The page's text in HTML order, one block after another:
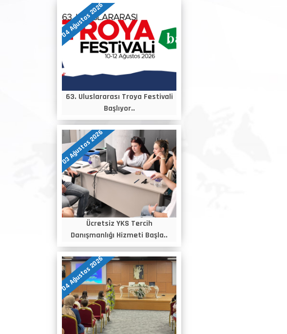
04 Ağustos 2026
63. Uluslararası Troya Festivali
Başlıyor..
03 Ağustos 2026
Ücretsiz YKS Tercih
Danışmanlığı Hizmeti Başla..
04 Ağustos 2026